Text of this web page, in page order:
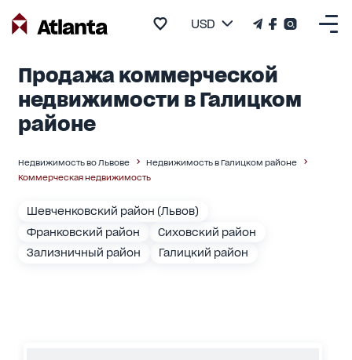
USD
Продажа коммерческой
недвижимости в Галицком
районе
Недвижимость во Львове
Недвижимость в Галицком районе
Коммерческая недвижимость
Шевченковский район (Львов)
Франковский район
Сиховский район
Зализничный район
Галицкий район